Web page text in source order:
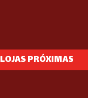
LOJAS PRÓXIMAS